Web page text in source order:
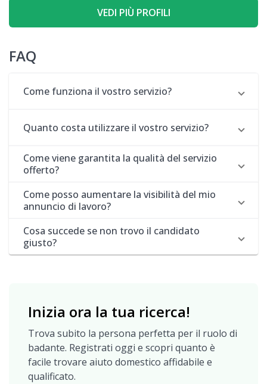
VEDI PIÙ PROFILI
FAQ
Come funziona il vostro servizio?
Quanto costa utilizzare il vostro servizio?
Come viene garantita la qualità del servizio
offerto?
Come posso aumentare la visibilità del mio
annuncio di lavoro?
Cosa succede se non trovo il candidato
giusto?
Inizia ora la tua ricerca!
Trova subito la persona perfetta per il ruolo di
badante. Registrati oggi e scopri quanto è
facile trovare aiuto domestico affidabile e
qualificato.